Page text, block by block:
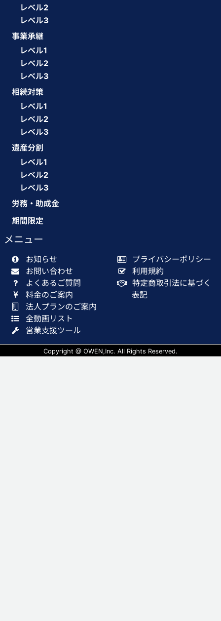
レベル2
レベル3
事業承継
レベル1
レベル2
レベル3
相続対策
レベル1
レベル2
レベル3
遺産分割
レベル1
レベル2
レベル3
労務・助成金
期間限定
メニュー
お知らせ
お問い合わせ
よくあるご質問
料金のご案内
法人プランのご案内
全動画リスト
営業支援ツール
プライバシーポリシー
利用規約
特定商取引法に基づく
表記
Copyright @ OWEN,Inc. All Rights Reserved.